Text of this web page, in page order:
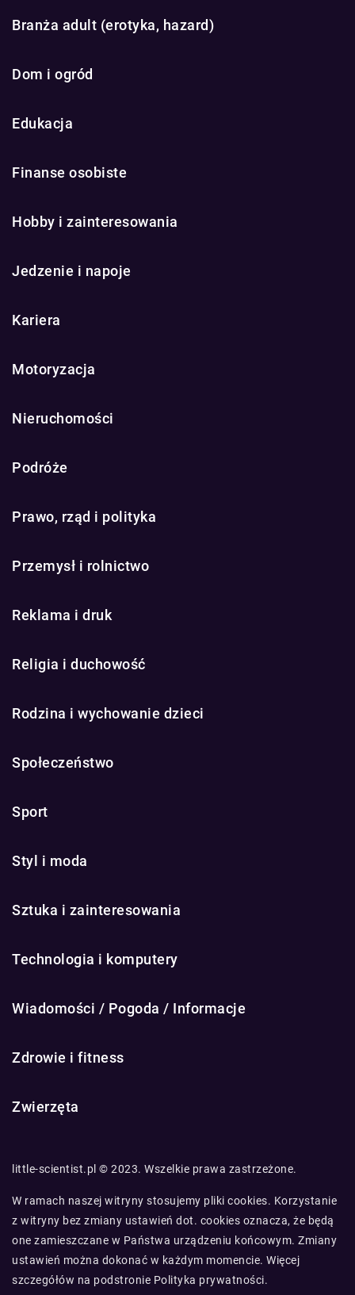
Branża adult (erotyka, hazard)
Dom i ogród
Edukacja
Finanse osobiste
Hobby i zainteresowania
Jedzenie i napoje
Kariera
Motoryzacja
Nieruchomości
Podróże
Prawo, rząd i polityka
Przemysł i rolnictwo
Reklama i druk
Religia i duchowość
Rodzina i wychowanie dzieci
Społeczeństwo
Sport
Styl i moda
Sztuka i zainteresowania
Technologia i komputery
Wiadomości / Pogoda / Informacje
Zdrowie i fitness
Zwierzęta
little-scientist.pl © 2023. Wszelkie prawa zastrzeżone.
W ramach naszej witryny stosujemy pliki cookies. Korzystanie
z witryny bez zmiany ustawień dot. cookies oznacza, że będą
one zamieszczane w Państwa urządzeniu końcowym. Zmiany
ustawień można dokonać w każdym momencie. Więcej
szczegółów na podstronie Polityka prywatności.